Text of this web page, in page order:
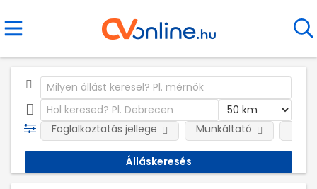
Foglalkoztatás jellege Munkáltató